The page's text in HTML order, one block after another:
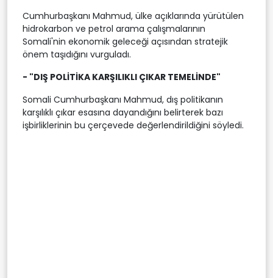
Cumhurbaşkanı Mahmud, ülke açıklarında yürütülen
hidrokarbon ve petrol arama çalışmalarının
Somali'nin ekonomik geleceği açısından stratejik
önem taşıdığını vurguladı.
- "DIŞ POLİTİKA KARŞILIKLI ÇIKAR TEMELİNDE"
Somali Cumhurbaşkanı Mahmud, dış politikanın
karşılıklı çıkar esasına dayandığını belirterek bazı
işbirliklerinin bu çerçevede değerlendirildiğini söyledi.